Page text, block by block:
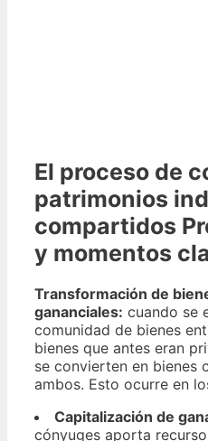
El proceso de
patrimonios
compartidos
y momentos
Transformación de
gananciales: cuando se
comunidad de bienes
bienes que antes eran
se convierten en bienes
ambos. Esto ocurre en
Capitalización de
cónyuges aporta